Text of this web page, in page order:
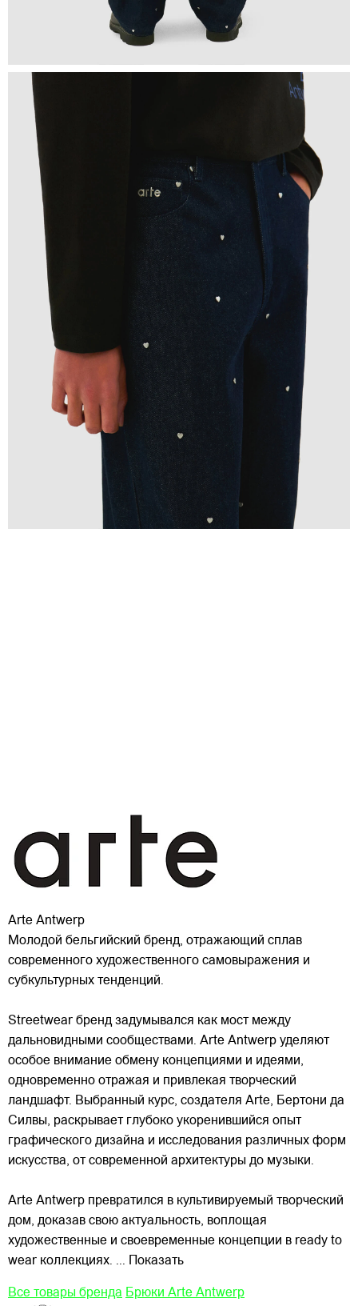
Arte Antwerp
Молодой бельгийский бренд, отражающий сплав
современного художественного самовыражения и
субкультурных тенденций.
Streetwear бренд задумывался как мост между
дальновидными сообществами. Arte Antwerp уделяют
особое внимание обмену концепциями и идеями,
одновременно отражая и привлекая творческий
ландшафт. Выбранный курс, создателя Arte, Бертони да
Силвы, раскрывает глубоко укоренившийся опыт
графического дизайна и исследования различных форм
искусства, от современной архитектуры до музыки.
Arte Antwerp превратился в культивируемый творческий
дом, доказав свою актуальность, воплощая
художественные и своевременные концепции в ready to
wear коллекциях. ... Показать
Все товары бренда Брюки Arte Antwerp